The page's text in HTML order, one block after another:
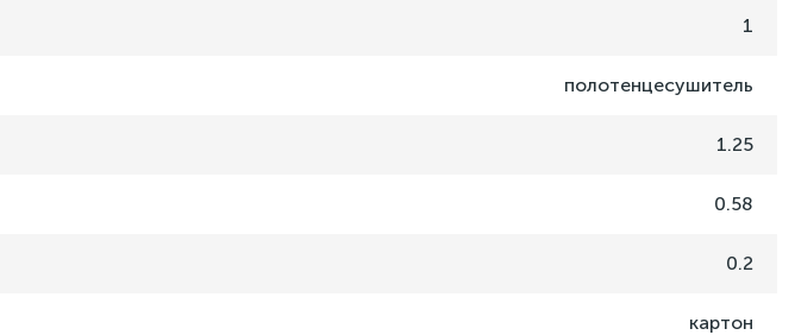
1
полотенцесушитель
1.25
0.58
0.2
картон